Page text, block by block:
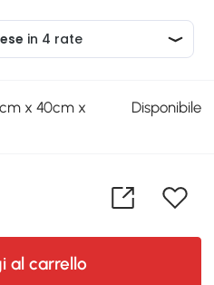
x 40cm x
Disponibile
al carrello